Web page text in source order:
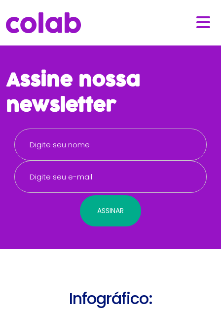
Assine nossa
newsletter
Infográfico: